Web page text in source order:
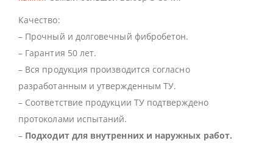
Качество:
– Прочный и долговечный фибробетон.
– Гарантия 50 лет.
– Вся продукция производится согласно
разработанным и утвержденным ТУ.
– Соответствие продукции ТУ подтверждено
протоколами испытаний.
– Подходит для внутренних и наружных работ.